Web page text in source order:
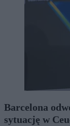
Barcelona
sytuację w